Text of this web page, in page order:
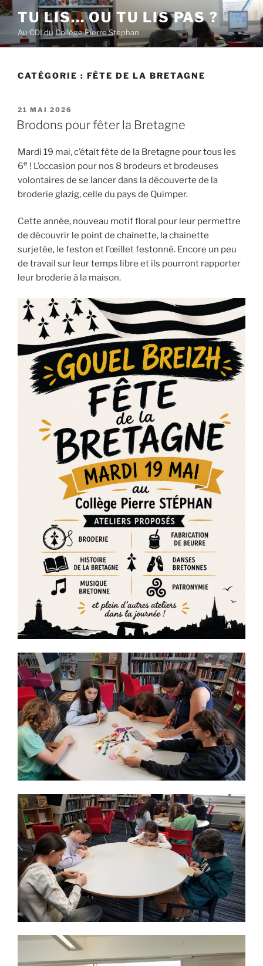
Aller
contenu
principal
TU LIS… OU TU LIS PAS ?
Au CDI du Collège Pierre Stephan
CATÉGORIE : FÊTE DE LA BRETAGNE
PUBLIÉ
LE
21 MAI 2026
Brodons pour fêter la Bretagne
Mardi 19 mai, c’était fête de la Bretagne pour tous les
6e ! L’occasion pour nos 8 brodeurs et brodeuses
volontaires de se lancer dans la découverte de la
broderie glazig, celle du pays de Quimper.
Cette année, nouveau motif floral pour leur permettre
de découvrir le point de chaînette, la chainette
surjetée, le feston et l’œillet festonné. Encore un peu
de travail sur leur temps libre et ils pourront rapporter
leur broderie à la maison.